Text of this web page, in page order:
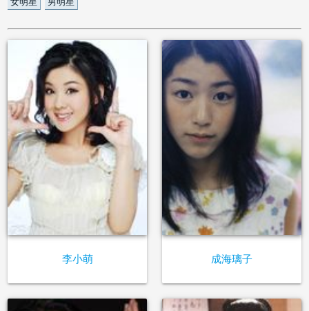
李小萌 成海璃子